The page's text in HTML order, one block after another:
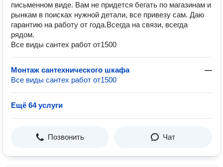
письменном виде. Вам не придется бегать по магазинам и
рынкам в поисках нужной детали, все привезу сам. Даю
гарантию на работу от года.Всегда на связи, всегда
рядом.
Все виды сантех работ от1500
Монтаж сантехнического шкафа
—
Все виды сантех работ от1500
Ещё 64 услуги
Позвонить Чат